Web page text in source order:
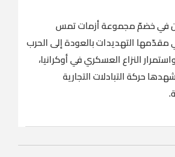
في خضمّ مجموعة أزمات تمس
مقدّمها التهديدات بالعودة إلى الحرب
النزاع العسكري في أوكرانيا،
حركة التبادلات التجارية